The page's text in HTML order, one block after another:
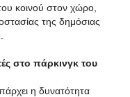
κοινού στον χώρο,
της δημόσιας
στο πάρκινγκ του
η δυνατότητα